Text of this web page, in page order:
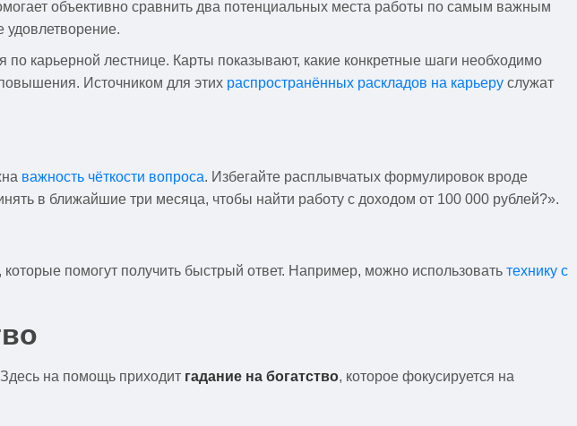
объективно сравнить два потенциальных места работы по самым важным
удовлетворение.
по карьерной лестнице. Карты показывают, какие конкретные шаги необходимо
Источником для этих распространённых раскладов на карьеру служат
важность чёткости вопроса. Избегайте расплывчатых формулировок вроде
в ближайшие три месяца, чтобы найти работу с доходом от 100 000 рублей?».
помогут получить быстрый ответ. Например, можно использовать технику с
на помощь приходит гадание на богатство, которое фокусируется на